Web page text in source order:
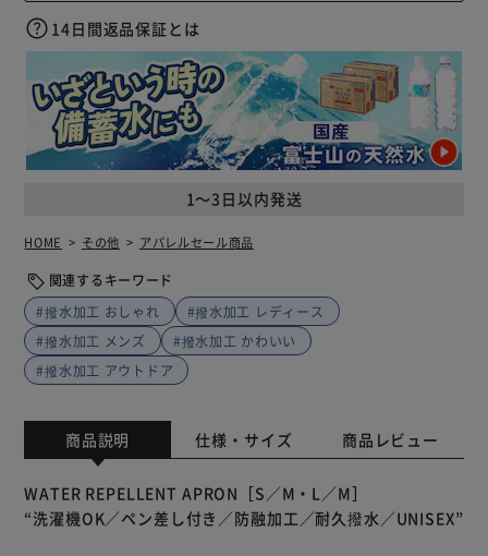
1～3日以内発送
14日間返品保証とは
HOME その他 アパレルセール商品
関連するキーワード
#撥水加工 おしゃれ
#撥水加工 レディース
#撥水加工 メンズ
#撥水加工 かわいい
#撥水加工 アウトドア
商品説明 仕様・サイズ 商品レビュー
WATER REPELLENT APRON［S／M・L／M］
“洗濯機OK／ペン差し付き／防融加工／耐久撥水／UNISEX”